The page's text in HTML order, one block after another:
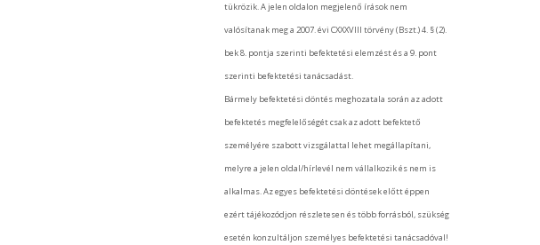
tükrözik. A jelen oldalon megjelenő írások nem
valósítanak meg a 2007. évi CXXXVIII törvény (Bszt.) 4. § (2).
bek 8. pontja szerinti befektetési elemzést és a 9. pont
szerinti befektetési tanácsadást.
Bármely befektetési döntés meghozatala során az adott
befektetés megfelelőségét csak az adott befektető
személyére szabott vizsgálattal lehet megállapítani,
melyre a jelen oldal/hírlevél nem vállalkozik és nem is
alkalmas. Az egyes befektetési döntések előtt éppen
ezért tájékozódjon részletesen és több forrásból, szükség
esetén konzultáljon személyes befektetési tanácsadóval!